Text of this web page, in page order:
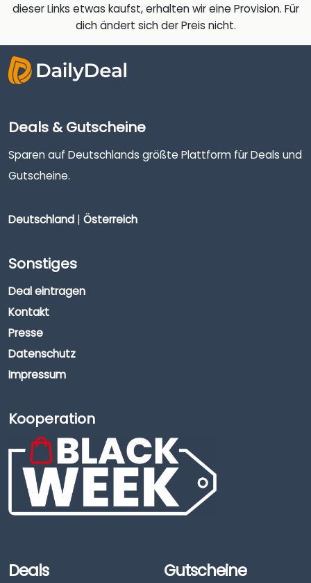
dieser Links etwas kaufst, erhalten wir eine Provision. Für
dich ändert sich der Preis nicht.
Deals & Gutscheine
Sparen auf Deutschlands größte Plattform für Deals und
Gutscheine.
Deutschland | Österreich
Sonstiges
Deal eintragen
Kontakt
Presse
Datenschutz
Impressum
Kooperation
Deals Gutscheine